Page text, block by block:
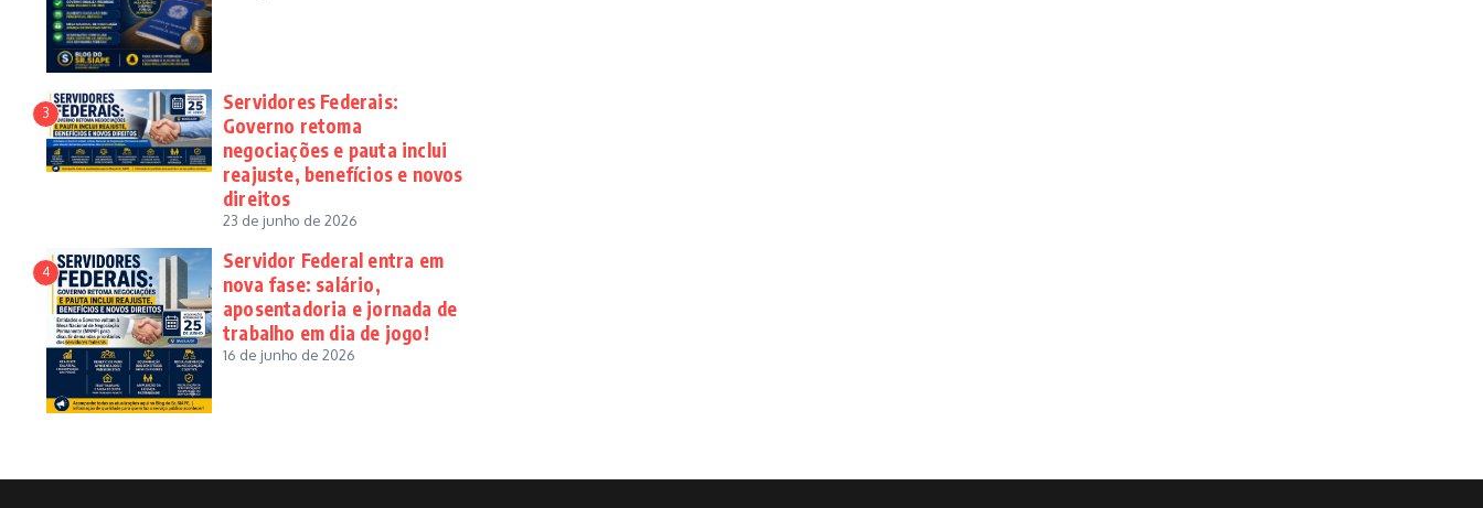
3
Servidores Federais:
Governo retoma
negociações e pauta inclui
reajuste, benefícios e novos
direitos
23 de junho de 2026
4
Servidor Federal entra em
nova fase: salário,
aposentadoria e jornada de
trabalho em dia de jogo!
16 de junho de 2026